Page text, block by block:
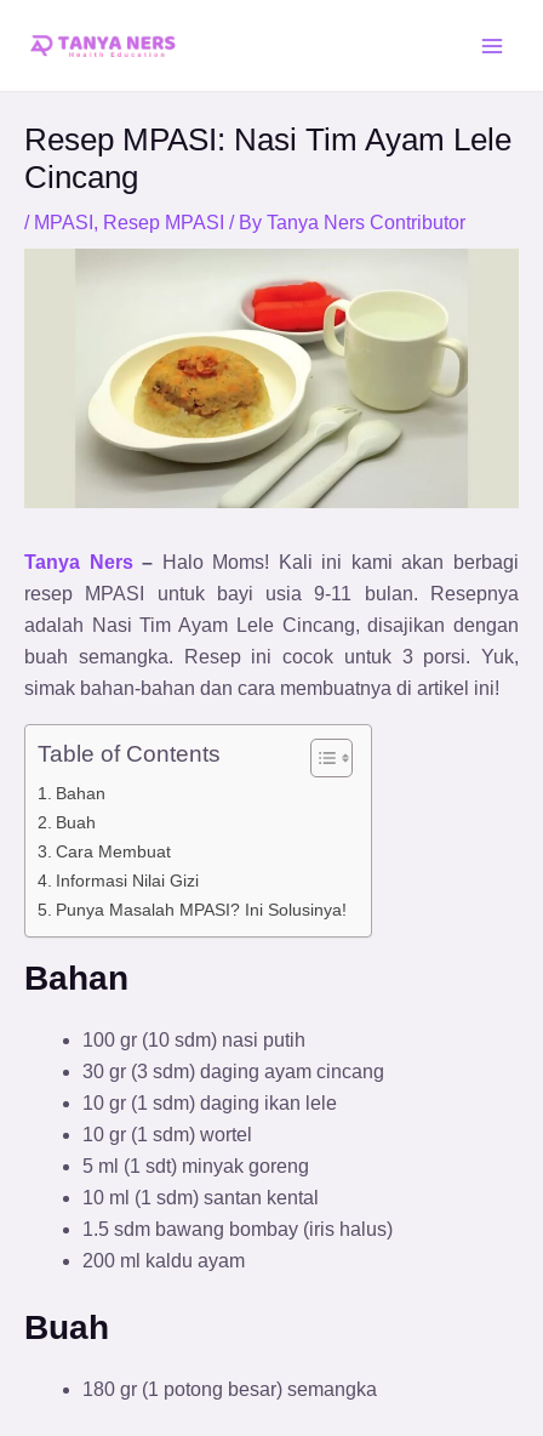
Resep MPASI: Nasi Tim Ayam Lele
Cincang
/ MPASI , Resep MPASI / By Tanya Ners Contributor
Tanya Ners– Halo Moms! Kali ini kami akan berbagi
resep MPASI untuk bayi usia 9-11 bulan. Resepnya
adalah Nasi Tim Ayam Lele Cincang, disajikan dengan
buah semangka. Resep ini cocok untuk 3 porsi. Yuk,
simak bahan-bahan dan cara membuatnya di artikel ini!
Table of Contents
Bahan
Buah
Cara Membuat
Informasi Nilai Gizi
Punya Masalah MPASI? Ini Solusinya!
Bahan
100 gr (10 sdm) nasi putih
30 gr (3 sdm) daging ayam cincang
10 gr (1 sdm) daging ikan lele
10 gr (1 sdm) wortel
5 ml (1 sdt) minyak goreng
10 ml (1 sdm) santan kental
1.5 sdm bawang bombay (iris halus)
200 ml kaldu ayam
Buah
180 gr (1 potong besar) semangka
navigation